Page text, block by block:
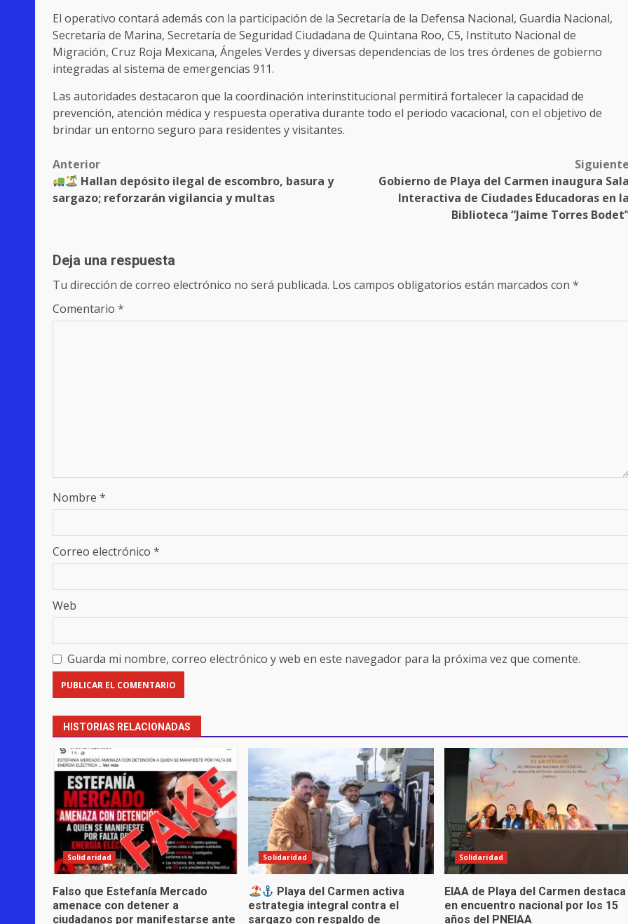
El operativo contará además con la participación de la Secretaría de la Defensa Nacional, Guardia Nacional,
Secretaría de Marina, Secretaría de Seguridad Ciudadana de Quintana Roo, C5, Instituto Nacional de
Migración, Cruz Roja Mexicana, Ángeles Verdes y diversas dependencias de los tres órdenes de gobierno
integradas al sistema de emergencias 911.
Las autoridades destacaron que la coordinación interinstitucional permitirá fortalecer la capacidad de
prevención, atención médica y respuesta operativa durante todo el periodo vacacional, con el objetivo de
brindar un entorno seguro para residentes y visitantes.
Post
navigation
Anterior
Hallan depósito ilegal de escombro, basura y
sargazo; reforzarán vigilancia y multas
Siguiente
Gobierno de Playa del Carmen inaugura Sala
Interactiva de Ciudades Educadoras en la
Biblioteca “Jaime Torres
Deja una respuesta
Tu dirección de correo electrónico no será publicada. Los campos obligatorios están marcados con *
Comentario *
Nombre *
Correo electrónico *
Web
Guarda mi nombre, correo electrónico y web en este navegador para la próxima vez que comente.
HISTORIAS RELACIONADAS
Solidaridad
Falso que Estefanía Mercado
amenace con detener a
ciudadanos por manifestarse ante
Solidaridad
Playa del Carmen activa
estrategia integral contra el
sargazo con respaldo de
Solidaridad
EIAA de Playa del Carmen destaca
en encuentro nacional por los 15
años del PNEIAA